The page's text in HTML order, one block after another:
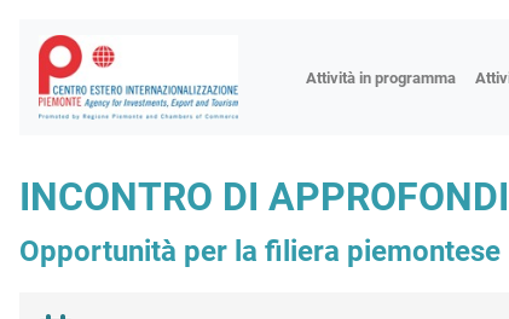
Attività in programma Fiere
INCONTRO DI
Opportunità per la filiera piemontese